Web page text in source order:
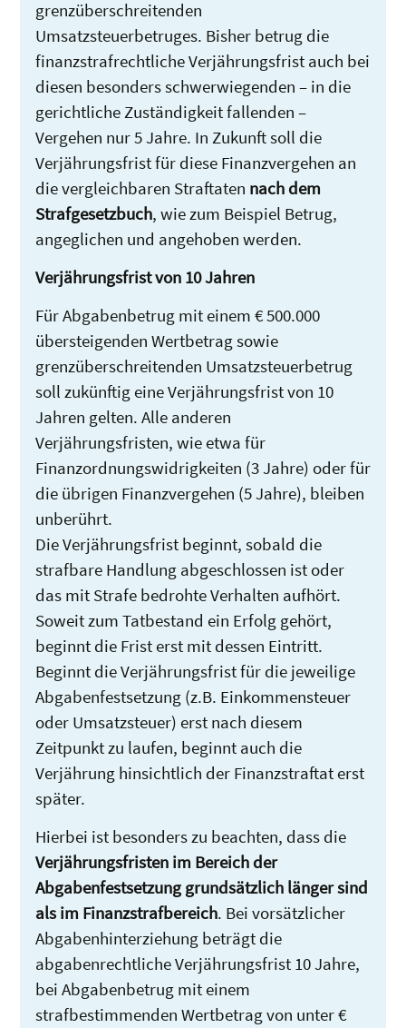
grenzüberschreitenden
Umsatzsteuerbetruges. Bisher betrug die
finanzstrafrechtliche Verjährungsfrist auch bei
diesen besonders schwerwiegenden – in die
gerichtliche Zuständigkeit fallenden –
Vergehen nur 5 Jahre. In Zukunft soll die
Verjährungsfrist für diese Finanzvergehen an
die vergleichbaren Straftaten nach dem
Strafgesetzbuch, wie zum Beispiel Betrug,
angeglichen und angehoben werden.
Verjährungsfrist von 10 Jahren
Für Abgabenbetrug mit einem € 500.000
übersteigenden Wertbetrag sowie
grenzüberschreitenden Umsatzsteuerbetrug
soll zukünftig eine Verjährungsfrist von 10
Jahren gelten. Alle anderen
Verjährungsfristen, wie etwa für
Finanzordnungswidrigkeiten (3 Jahre) oder für
die übrigen Finanzvergehen (5 Jahre), bleiben
unberührt.
Die Verjährungsfrist beginnt, sobald die
strafbare Handlung abgeschlossen ist oder
das mit Strafe bedrohte Verhalten aufhört.
Soweit zum Tatbestand ein Erfolg gehört,
beginnt die Frist erst mit dessen Eintritt.
Beginnt die Verjährungsfrist für die jeweilige
Abgabenfestsetzung (z.B. Einkommensteuer
oder Umsatzsteuer) erst nach diesem
Zeitpunkt zu laufen, beginnt auch die
Verjährung hinsichtlich der Finanzstraftat erst
später.
Hierbei ist besonders zu beachten, dass die
Verjährungsfristen im Bereich der
Abgabenfestsetzung grundsätzlich länger sind
als im Finanzstrafbereich. Bei vorsätzlicher
Abgabenhinterziehung beträgt die
abgabenrechtliche Verjährungsfrist 10 Jahre,
bei Abgabenbetrug mit einem
strafbestimmenden Wertbetrag von unter €